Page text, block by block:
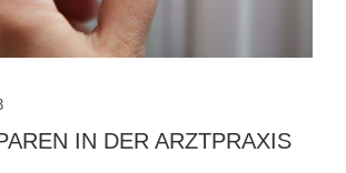
IN DER ARZTPRAXIS